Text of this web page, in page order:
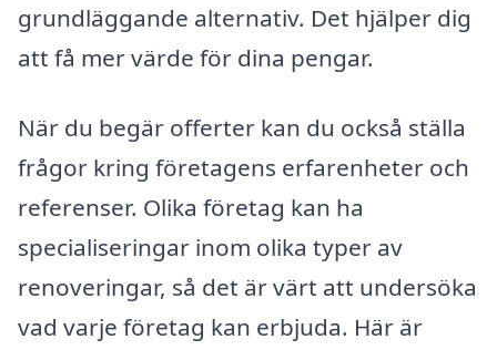
grundläggande alternativ. Det hjälper dig
att få mer värde för dina pengar.
När du begär offerter kan du också ställa
frågor kring företagens erfarenheter och
referenser. Olika företag kan ha
specialiseringar inom olika typer av
renoveringar, så det är värt att undersöka
vad varje företag kan erbjuda. Här är